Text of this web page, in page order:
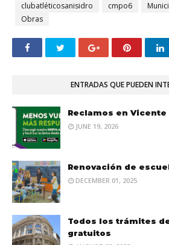
clubatléticosanisidro
cmpo6
Obras
ENTRADAS QUE PUEDEN
Reclamos en Vicente
JUNE 19, 2026
Renovación de
DECEMBER 01, 2025
Todos los trámites de
gratuitos